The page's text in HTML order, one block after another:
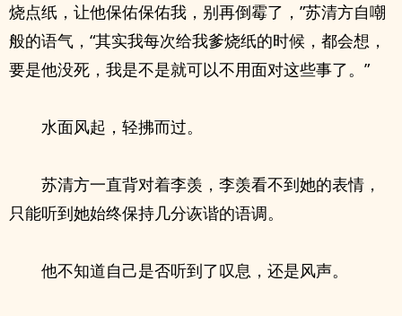
烧点纸，让他保佑保佑我，别再倒霉了，”苏清方自嘲
般的语气，“其实我每次给我爹烧纸的时候，都会想，
要是他没死，我是不是就可以不用面对这些事了。”
水面风起，轻拂而过。
苏清方一直背对着李羡，李羡看不到她的表情，
只能听到她始终保持几分诙谐的语调。
他不知道自己是否听到了叹息，还是风声。